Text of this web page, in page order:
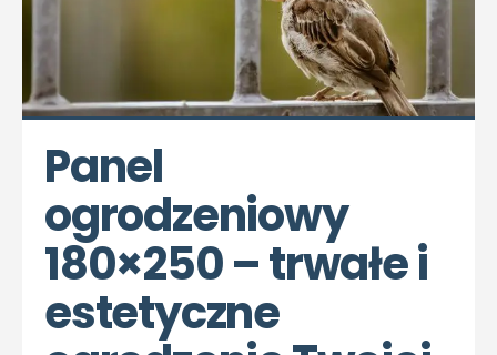
Panel
ogrodzeniowy
180×250 – trwałe i
estetyczne